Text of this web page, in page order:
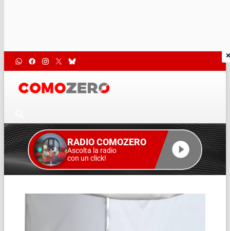
RADIO COMOZERO
Ascolta la radio
con un click!